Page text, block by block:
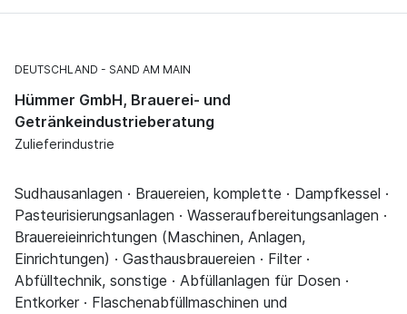
DEUTSCHLAND SAND AM MAIN
Hümmer GmbH, Brauerei- und
Getränkeindustrieberatung
Zulieferindustrie
Sudhausanlagen · Brauereien, komplette · Dampfkessel ·
Pasteurisierungsanlagen · Wasseraufbereitungsanlagen ·
Brauereieinrichtungen (Maschinen, Anlagen,
Einrichtungen) · Gasthausbrauereien · Filter ·
Abfülltechnik, sonstige · Abfüllanlagen für Dosen ·
Entkorker · Flaschenabfüllmaschinen und